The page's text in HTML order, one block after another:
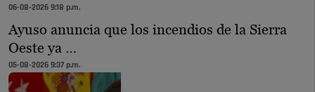
06-08-2026 9:18 p.m.
Ayuso anuncia que los incendios de la Sierra
Oeste ya …
05-08-2026 9:37 p.m.